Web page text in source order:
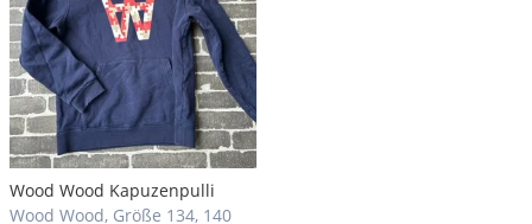
Wood Wood Kapuzenpulli
Wood Wood, Größe 134, 140